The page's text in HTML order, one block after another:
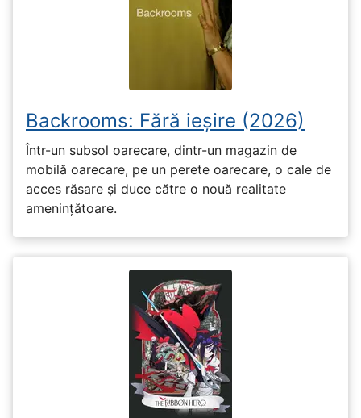
Backrooms: Fără ieșire (2026)
Într-un subsol oarecare, dintr-un magazin de
mobilă oarecare, pe un perete oarecare, o cale de
acces răsare și duce către o nouă realitate
amenințătoare.